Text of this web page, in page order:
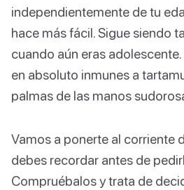
independientemente de tu
hace más fácil. Sigue siendo
cuando aún eras
en absoluto inmunes a
palmas de las manos
Vamos a ponerte al corriente
debes recordar antes de
Compruébalos y trata de